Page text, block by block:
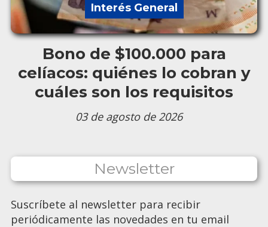
Bono de $100.000 para
celíacos: quiénes lo cobran y
cuáles son los requisitos
Interés General
03 de agosto de 2026
Newsletter
Suscríbete al newsletter para recibir
periódicamente las novedades en tu email